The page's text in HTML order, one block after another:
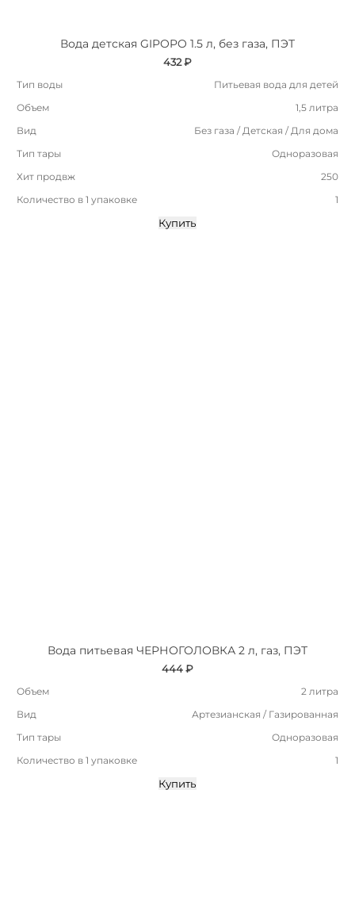
Вода детская GIPOPO 1.5 л, без газа, ПЭТ
432 ₽
Тип воды
Питьевая вода для детей
Объем
1,5 литра
Вид
Без газа / Детская / Для дома
Тип тары
Одноразовая
Хит продвж
250
Количество в 1 упаковке
1
Купить
Вода питьевая ЧЕРНОГОЛОВКА 2 л, газ, ПЭТ
444 ₽
Объем
2 литра
Вид
Артезианская / Газированная
Тип тары
Одноразовая
Количество в 1 упаковке
1
Купить